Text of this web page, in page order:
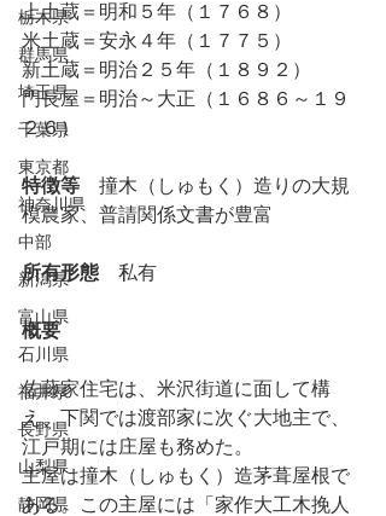
栃木県
群馬県
埼玉県
千葉県
東京都
神奈川県
中部
新潟県
富山県
石川県
福井県
長野県
山梨県
静岡県
上土蔵＝明和５年（１７６８）
米土蔵＝安永４年（１７７５）
新土蔵＝明治２５年（１８９２）
門長屋＝明治～大正（１６８６～１９
２６）
特徴等 撞木（しゅもく）造りの大規
模農家、普請関係文書が豊富
所有形態 私有
概要
佐藤家住宅は、米沢街道に面して構
え、下関では渡部家に次ぐ大地主で、
江戸期には庄屋も務めた。
主屋は撞木（しゅもく）造茅葺屋根で
ある。この主屋には「家作大工木挽人